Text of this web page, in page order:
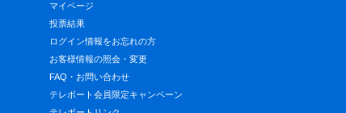
マイページ
投票結果
ログイン情報をお忘れの方
お客様情報の照会・変更
FAQ・お問い合わせ
テレボート会員限定キャンペーン